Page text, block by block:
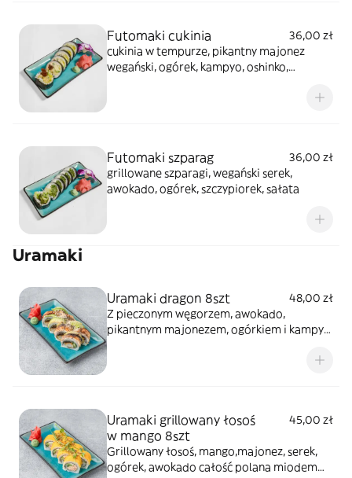
Futomaki cukinia
36,00 zł
cukinia w tempurze, pikantny majonez
wegański, ogórek, kampyo, oshinko,
Futomaki szparag
36,00 zł
grillowane szparagi, wegański serek,
awokado, ogórek, szczypiorek, sałata
Uramaki
Uramaki dragon 8szt
48,00 zł
Z pieczonym węgorzem, awokado,
pikantnym majonezem, ogórkiem i kampyo,
Uramaki grillowany łosoś
w mango 8szt
45,00 zł
Grillowany łosoś, mango,majonez, serek,
ogórek, awokado całość polana miodem